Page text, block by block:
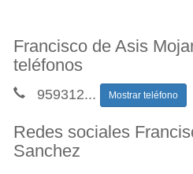
Francisco de Asis
teléfonos
959312... Mostrar teléfono
Redes sociales
Sanchez